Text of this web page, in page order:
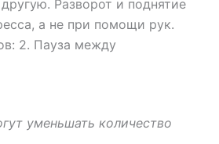
Разворот и поднятие
а не при помощи рук.
2. Пауза между
уменьшать количество